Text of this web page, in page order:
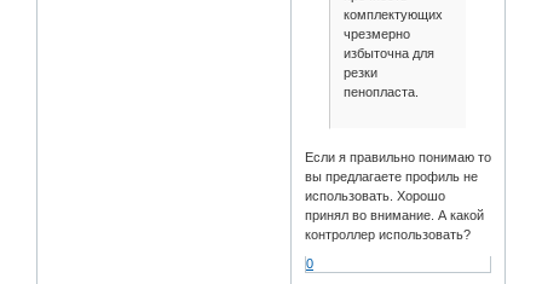
комплектующих
чрезмерно
избыточна для
резки
пенопласта.
Если я правильно понимаю то
вы предлагаете профиль не
использовать. Хорошо
принял во внимание. А какой
контроллер использовать?
0